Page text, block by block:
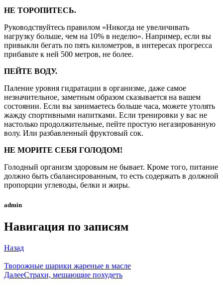
НЕ ТОРОПИТЕСЬ.
Руководствуйтесь правилом «Никогда не увеличивать
нагрузку больше, чем на 10% в неделю». Например, если вы
привыкли бегать по пять километров, в интересах прогресса
прибавьте к ней 500 метров, не более.
ПЕЙТЕ ВОДУ.
Паление уровня гидратации в организме, даже самое
незначительное, заметным образом сказывается на вашем
состоянии. Если вы занимаетесь больше часа, можете утолять
жажду спортивными напитками. Если тренировки у вас не
настолько продолжительные, пейте простую негазированную
волу. Или разбавленный фруктовый сок.
НЕ МОРИТЕ СЕБЯ ГОЛОДОМ!
Голодный организм здоровым не бывает. Кроме того, питание
должно быть сбалансированным, то есть содержать в должной
пропорции углеводы, белки и жиры.
admin
Навигация по записям
Назад
Творожные шарики жареные в масле
ДалееСтрахи, мешающие похудеть